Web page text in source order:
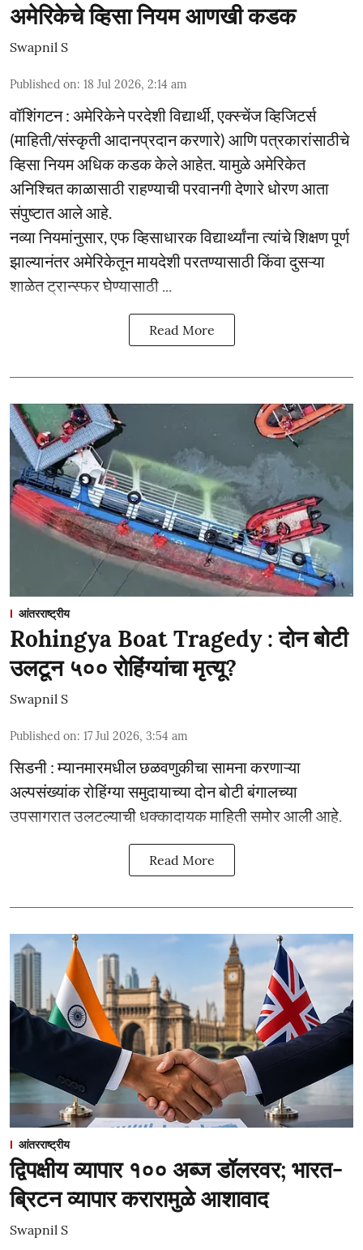
अमेरिकेचे व्हिसा नियम आणखी कडक
Swapnil S
Published on: 18 Jul 2026, 2:14 am
वॉशिंगटन : अमेरिकेने परदेशी विद्यार्थी, एक्स्चेंज व्हिजिटर्स
(माहिती/संस्कृती आदानप्रदान करणारे) आणि पत्रकारांसाठीचे
व्हिसा नियम अधिक कडक केले आहेत. यामुळे अमेरिकेत
अनिश्चित काळासाठी राहण्याची परवानगी देणारे धोरण आता
संपुष्टात आले आहे.
नव्या नियमांनुसार, एफ व्हिसाधारक विद्यार्थ्यांना त्यांचे शिक्षण पूर्ण
झाल्यानंतर अमेरिकेतून मायदेशी परतण्यासाठी किंवा दुसऱ्या
शाळेत ट्रान्स्फर घेण्यासाठी ...
Read More
आंतरराष्ट्रीय
Rohingya Boat Tragedy : दोन बोटी
उलटून ५०० रोहिंग्यांचा मृत्यू?
Swapnil S
Published on: 17 Jul 2026, 3:54 am
सिडनी : म्यानमारमधील छळवणुकीचा सामना करणाऱ्या
अल्पसंख्यांक रोहिंग्या समुदायाच्या दोन बोटी बंगालच्या
उपसागरात उलटल्याची धक्कादायक माहिती समोर आली आहे.
Read More
आंतरराष्ट्रीय
द्विपक्षीय व्यापार १०० अब्ज डॉलरवर; भारत-
ब्रिटन व्यापार करारामुळे आशावाद
Swapnil S